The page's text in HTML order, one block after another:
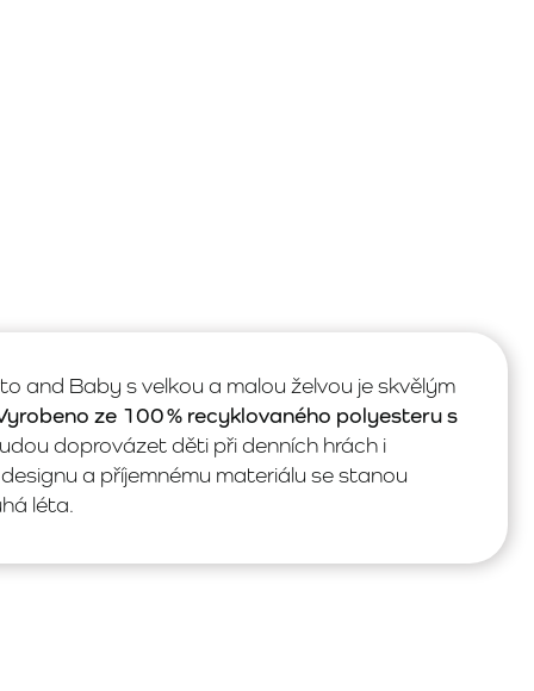
and Baby s velkou a malou želvou je skvělým
ze 100 % recyklovaného polyesteru s
doprovázet děti při denních hrách i
a příjemnému materiálu se stanou
léta.